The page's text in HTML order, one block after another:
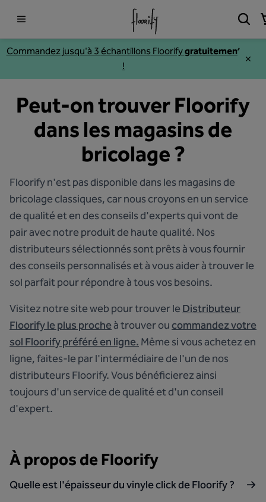
Commandez jusqu'à 3 échantillons Floorifygratuitement
!
Peut-on trouver Floorify
dans les magasins de
bricolage ?
Floorify n'est pas disponible dans les magasins de
bricolage classiques, car nous croyons en un service
de qualité et en des conseils d'experts qui vont de
pair avec notre produit de haute qualité. Nos
distributeurs sélectionnés sont prêts à vous fournir
des conseils personnalisés et à vous aider à trouver le
sol parfait pour répondre à tous vos besoins.
Visitez notre site web pour trouver leDistributeur
Floorify le plus procheà trouver oucommandez votre
sol Floorify préféré en ligne. Même si vous achetez en
ligne, faites-le par l'intermédiaire de l'un de nos
distributeurs Floorify. Vous bénéficierez ainsi
toujours d'un service de qualité et d'un conseil
d'expert.
À propos de Floorify
Quelle est l'épaisseur du vinyle click de Floorify ?